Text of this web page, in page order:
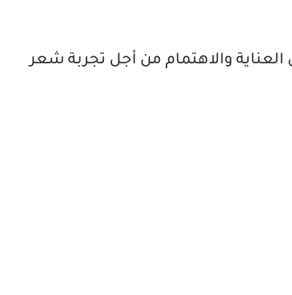
والاهتمام من أجل تجربة شعر